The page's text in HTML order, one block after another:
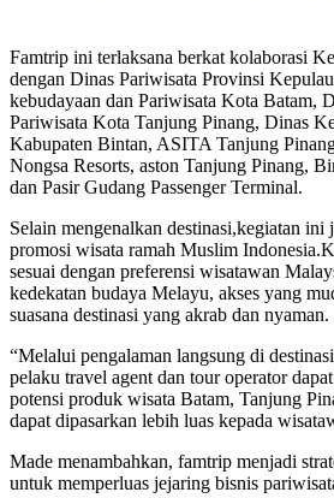
Famtrip ini terlaksana berkat kolaborasi
dengan Dinas Pariwisata Provinsi
kebudayaan dan Pariwisata Kota Batam,
Pariwisata Kota Tanjung Pinang, Dinas
Kabupaten Bintan, ASITA Tanjung
Nongsa Resorts, aston Tanjung Pinang,
dan Pasir Gudang Passenger Terminal.
Selain mengenalkan destinasi,kegiatan ini
promosi wisata ramah Muslim
sesuai dengan preferensi wisatawan
kedekatan budaya Melayu, akses yang
suasana destinasi yang akrab dan nyaman.
“Melalui pengalaman langsung di
pelaku travel agent dan tour operator
potensi produk wisata Batam, Tanjung
dapat dipasarkan lebih luas kepada
Made menambahkan, famtrip menjadi
untuk memperluas jejaring bisnis